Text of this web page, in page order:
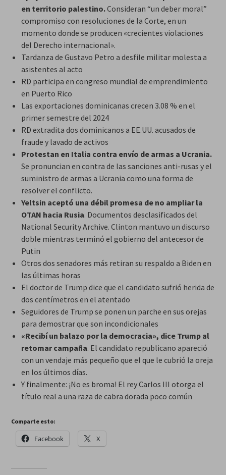
en territorio palestino.Consideran “un deber moral”
compromiso con resoluciones de la Corte, en un
momento donde se producen «crecientes violaciones
del Derecho internacional».
Tardanza de Gustavo Petro a desfile militar molesta a
asistentes al acto
RD participa en congreso mundial de emprendimiento
en Puerto Rico
Las exportaciones dominicanas crecen 3.08 % en el
primer semestre del 2024
RD extradita dos dominicanos a EE.UU. acusados de
fraude y lavado de activos
Protestan en Italia contra envío de armas a Ucrania.
Se pronuncian en contra de las sanciones anti-rusas y el
suministro de armas a Ucrania como una forma de
resolver el conflicto.
Yeltsin aceptó una débil promesa de no ampliar la
OTAN hacia Rusia. Documentos desclasificados del
National Security Archive. Clinton mantuvo un discurso
doble mientras terminó el gobierno del antecesor de
Putin
Otros dos senadores más retiran su respaldo a Biden en
las últimas horas
El doctor de Trump dice que el candidato sufrió herida de
dos centímetros en el atentado
Seguidores de Trump se ponen un parche en sus orejas
para demostrar que son incondicionales
«Recibí un balazo por la democracia», dice Trump al
retomar campaña. El candidato republicano apareció
con un vendaje más pequeño que el que le cubrió la oreja
en los últimos días.
Y finalmente: ¡No es broma! El rey Carlos III otorga el
título real a una raza de cabra dorada poco común
Comparte esto:
Facebook X